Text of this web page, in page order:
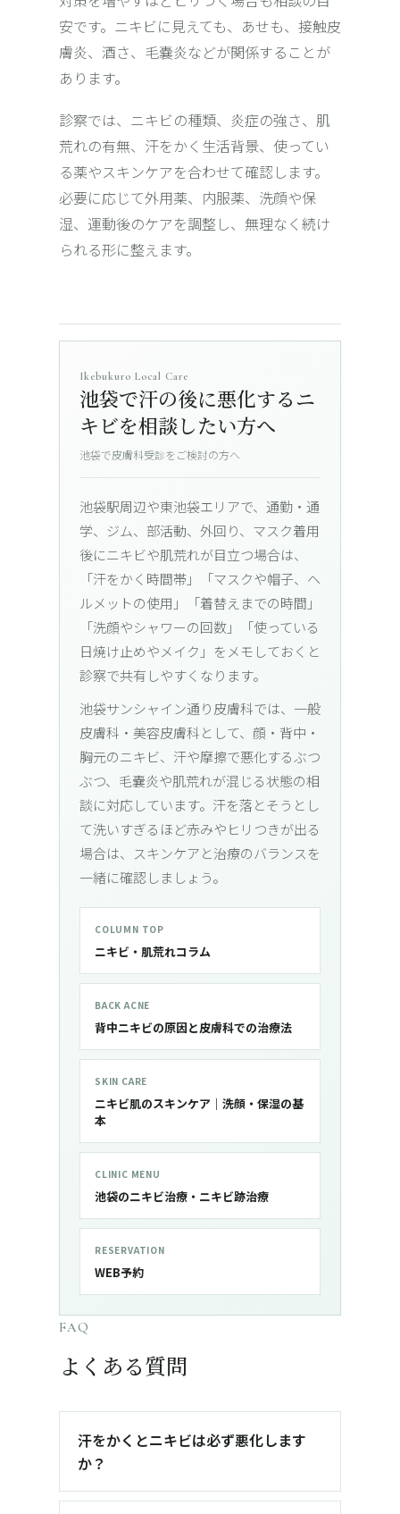
安です。ニキビに見えても、あせも、接触皮
膚炎、酒さ、毛嚢炎などが関係することが
あります。
診察では、ニキビの種類、炎症の強さ、肌
荒れの有無、汗をかく生活背景、使ってい
る薬やスキンケアを合わせて確認します。
必要に応じて外用薬、内服薬、洗顔や保
湿、運動後のケアを調整し、無理なく続け
られる形に整えます。
Ikebukuro Local Care
池袋で汗の後に悪化するニ
キビを相談したい方へ
池袋で皮膚科受診をご検討の方へ
池袋駅周辺や東池袋エリアで、通勤・通
学、ジム、部活動、外回り、マスク着用
後にニキビや肌荒れが目立つ場合は、
「汗をかく時間帯」「マスクや帽子、ヘ
ルメットの使用」「着替えまでの時間」
「洗顔やシャワーの回数」「使っている
日焼け止めやメイク」をメモしておくと
診察で共有しやすくなります。
池袋サンシャイン通り皮膚科では、一般
皮膚科・美容皮膚科として、顔・背中・
胸元のニキビ、汗や摩擦で悪化するぶつ
ぶつ、毛嚢炎や肌荒れが混じる状態の相
談に対応しています。汗を落とそうとし
て洗いすぎるほど赤みやヒリつきが出る
場合は、スキンケアと治療のバランスを
一緒に確認しましょう。
COLUMN TOP
ニキビ・肌荒れコラム
BACK ACNE
背中ニキビの原因と皮膚科での治療法
SKIN CARE
ニキビ肌のスキンケア｜洗顔・保湿の基
本
CLINIC MENU
池袋のニキビ治療・ニキビ跡治療
RESERVATION
WEB予約
FAQ
よくある質問
汗をかくとニキビは必ず悪化します
か？